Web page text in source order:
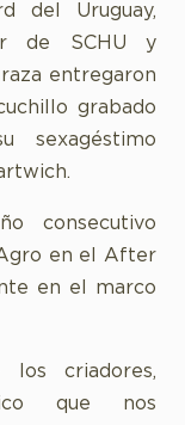
del Uruguay,
de SCHU y
entregaron
grabado
sexagéstimo
consecutivo
en el After
en el marco
los criadores,
que nos